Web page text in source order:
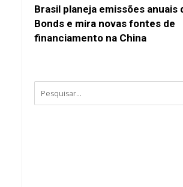
Brasil planeja emissões anuais
Bonds e mira novas fontes de
financiamento na China